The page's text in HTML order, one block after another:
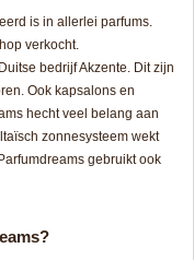
is in allerlei parfums.
verkocht.
bedrijf Akzente. Dit zijn
Ook kapsalons en
hecht veel belang aan
zonnesysteem wekt
gebruikt ook